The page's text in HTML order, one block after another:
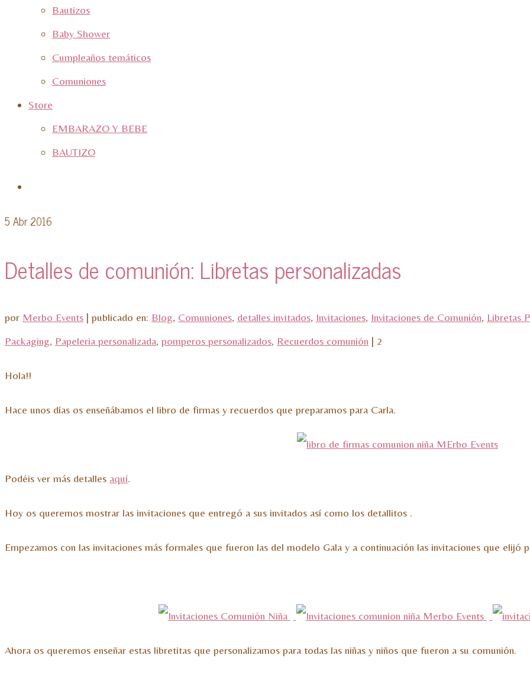
Bautizos
Baby Shower
Cumpleaños temáticos
Comuniones
Store
EMBARAZO Y BEBE
BAUTIZO
5 Abr 2016
Detalles de comunión: Libretas personalizadas
por Merbo Events | publicado en: Blog, Comuniones, detalles invitados, Invitaciones, Invitaciones de Comunión, Libretas
Packaging, Papeleria personalizada, pomperos personalizados, Recuerdos comunión | 2
Hola!!
Hace unos días os enseñábamos el libro de firmas y recuerdos que preparamos para Carla.
Podéis ver más detalles aquí.
Hoy os queremos mostrar las invitaciones que entregó a sus invitados así como los detallitos .
Empezamos con las invitaciones más formales que fueron las del modelo Gala y a continuación las invitaciones que
Ahora os queremos enseñar estas libretitas que personalizamos para todas las niñas y niños que fueron a su comunión.